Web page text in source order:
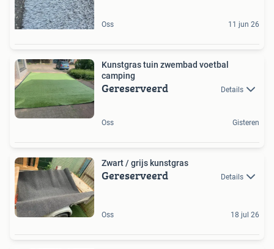
Oss 11 jun 26
Kunstgras tuin zwembad voetbal
camping
Gereserveerd Details
Oss Gisteren
Zwart / grijs kunstgras
Gereserveerd Details
Oss 18 jul 26